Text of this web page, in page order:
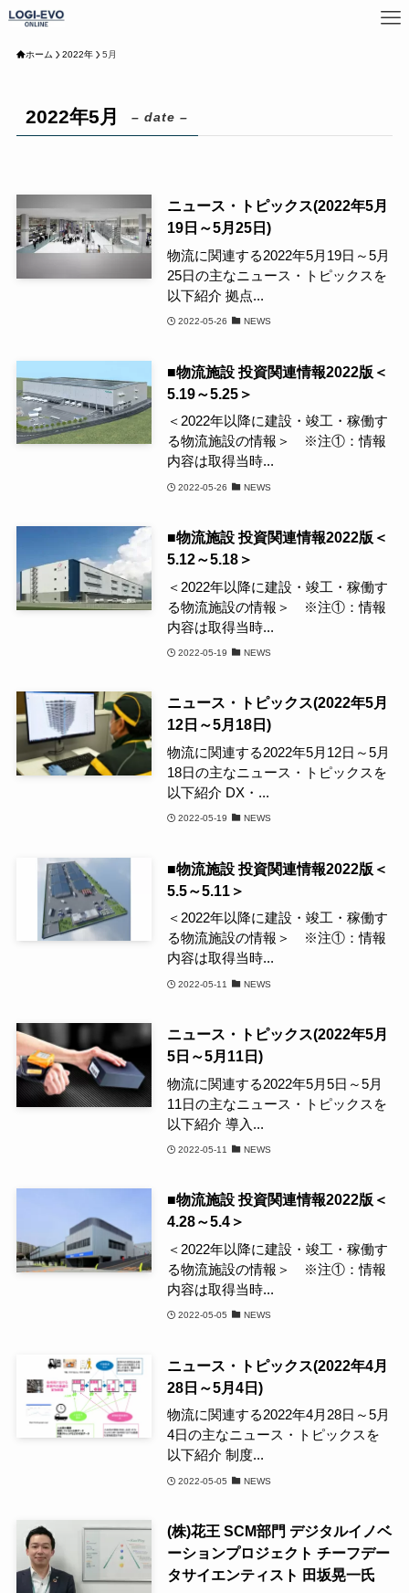
ホーム 2022年 5月
2022年5月 – date –
ニュース・トピックス(2022年5月
19日～5月25日)
物流に関連する2022年5月19日～5月
25日の主なニュース・トピックスを
以下紹介 拠点...
2022-05-26 NEWS
■物流施設 投資関連情報2022版＜
5.19～5.25＞
＜2022年以降に建設・竣工・稼働す
る物流施設の情報＞ ※注①：情報
内容は取得当時...
2022-05-26 NEWS
■物流施設 投資関連情報2022版＜
5.12～5.18＞
＜2022年以降に建設・竣工・稼働す
る物流施設の情報＞ ※注①：情報
内容は取得当時...
2022-05-19 NEWS
ニュース・トピックス(2022年5月
12日～5月18日)
物流に関連する2022年5月12日～5月
18日の主なニュース・トピックスを
以下紹介 DX・...
2022-05-19 NEWS
■物流施設 投資関連情報2022版＜
5.5～5.11＞
＜2022年以降に建設・竣工・稼働す
る物流施設の情報＞ ※注①：情報
内容は取得当時...
2022-05-11 NEWS
ニュース・トピックス(2022年5月
5日～5月11日)
物流に関連する2022年5月5日～5月
11日の主なニュース・トピックスを
以下紹介 導入...
2022-05-11 NEWS
■物流施設 投資関連情報2022版＜
4.28～5.4＞
＜2022年以降に建設・竣工・稼働す
る物流施設の情報＞ ※注①：情報
内容は取得当時...
2022-05-05 NEWS
ニュース・トピックス(2022年4月
28日～5月4日)
物流に関連する2022年4月28日～5月
4日の主なニュース・トピックスを
以下紹介 制度...
2022-05-05 NEWS
(株)花王 SCM部門 デジタルイノベ
ーションプロジェクト チーフデー
タサイエンティスト 田坂晃一氏